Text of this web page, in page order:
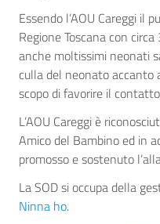
Essendo l’AOU Careggi il
Regione Toscana con
anche moltissimi neonati
culla del neonato
scopo di favorire il
L’AOU Careggi è
Amico del Bambino ed in
promosso e sostenuto
La SOD si occupa della
Ninna ho.